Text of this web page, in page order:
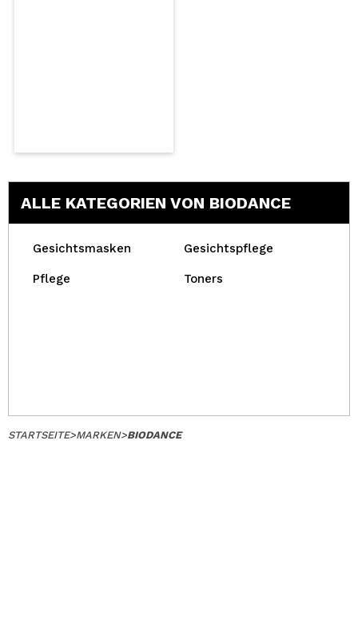
ALLE KATEGORIEN VON BIODANCE
Gesichtsmasken Gesichtspflege
Pflege Toners
STARTSEITE>MARKEN>BIODANCE